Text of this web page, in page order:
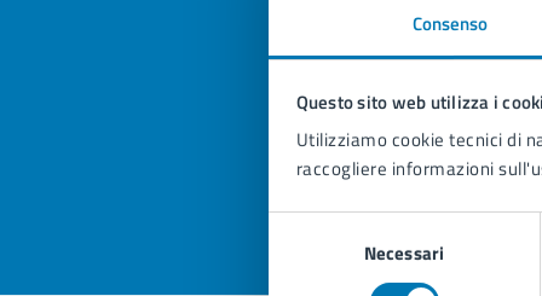
Consenso
Questo sito web utilizza i
Utilizziamo cookie tecnici di
raccogliere informazioni
Necessari
Valuta